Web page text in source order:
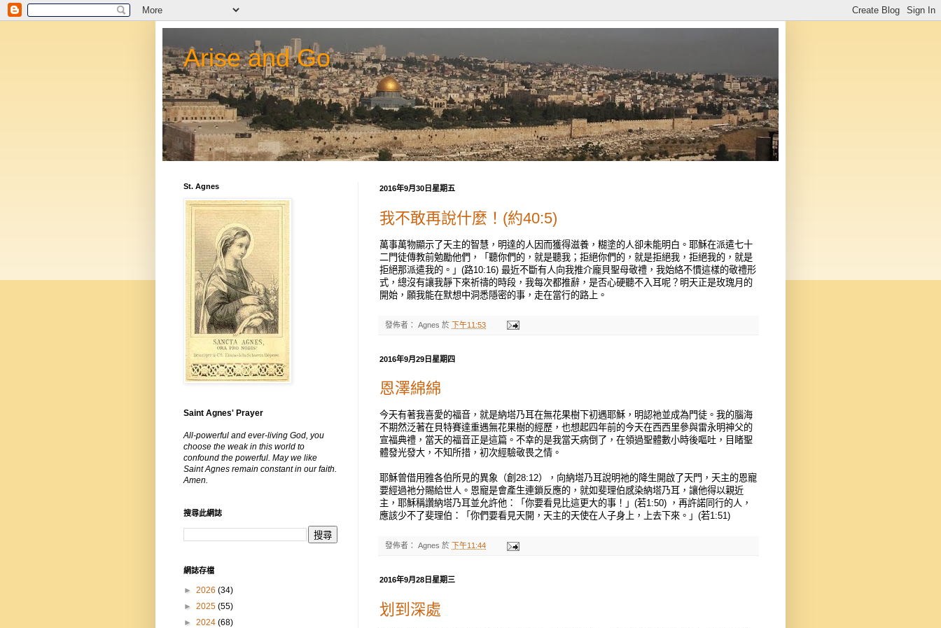
Arise and Go
2016年9月30日星期五
我不敢再說什麼！(約40:5)
萬事萬物顯示了天主的智慧，明達的人因而獲得滋養，糊塗的人卻未能明白。耶穌在派遣七十
二門徒傳教前勉勵他們，「聽你們的，就是聽我；拒絕你們的，就是拒絕我，拒絕我的，就是
拒絕那派遣我的。」(路10:16) 最近不斷有人向我推介龐貝聖母敬禮，我始絡不慣這樣的敬禮形
式，總沒有讓我靜下來祈禱的時段，我每次都推辭，是否心硬聽不入耳呢？明天正是玫瑰月的
開始，願我能在默想中洞悉隱密的事，走在當行的路上。
發佈者： Agnes 於 下午11:53
2016年9月29日星期四
恩澤綿綿
今天有著我喜愛的福音，就是納塔乃耳在無花果樹下初遇耶穌，明認祂並成為門徒。我的腦海
不期然泛著在貝特賽達重遇無花果樹的經歷，也想起四年前的今天在西西里參與雷永明神父的
宣福典禮，當天的福音正是這篇。不幸的是我當天病倒了，在領過聖體數小時後嘔吐，目睹聖
體發光發大，不知所措，初次經驗敬畏之情。
耶穌曾借用雅各伯所見的異象（創28:12），向納塔乃耳說明祂的降生開啟了天門，天主的恩寵
要經過祂分賜給世人。恩寵是會產生連鎖反應的，就如斐理伯感染納塔乃耳，讓他得以親近
主，耶穌稱讚納塔乃耳並允許他：「你要看見比這更大的事！」(若1:50) ，再許諾同行的人，
應該少不了斐理伯：「你們要看見天開，天主的天使在人子身上，上去下來。」(若1:51)
發佈者： Agnes 於 下午11:44
2016年9月28日星期三
划到深處
St. Agnes
Saint Agnes' Prayer
All-powerful and ever-living God, you
choose the weak in this world to
confound the powerful. May we like
Saint Agnes remain constant in our faith.
Amen.
搜尋此網誌
網誌存檔
► 2026 (34)
► 2025 (55)
► 2024 (68)